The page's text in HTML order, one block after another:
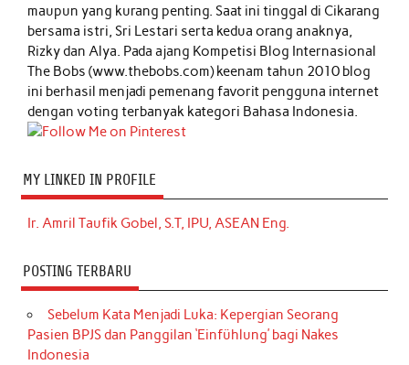
maupun yang kurang penting. Saat ini tinggal di Cikarang
bersama istri, Sri Lestari serta kedua orang anaknya,
Rizky dan Alya. Pada ajang Kompetisi Blog Internasional
The Bobs (www.thebobs.com) keenam tahun 2010 blog
ini berhasil menjadi pemenang favorit pengguna internet
dengan voting terbanyak kategori Bahasa Indonesia.
MY LINKED IN PROFILE
Ir. Amril Taufik Gobel, S.T, IPU, ASEAN Eng.
POSTING TERBARU
Sebelum Kata Menjadi Luka: Kepergian Seorang
Pasien BPJS dan Panggilan ‘Einfühlung’ bagi Nakes
Indonesia